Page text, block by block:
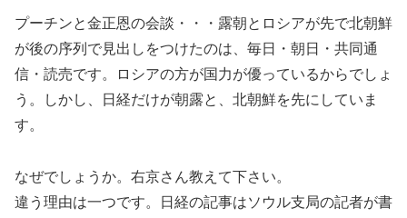
プーチンと金正恩の会談・・・露朝とロシアが先で北朝鮮
が後の序列で見出しをつけたのは、毎日・朝日・共同通
信・読売です。ロシアの方が国力が優っているからでしょ
う。しかし、日経だけが朝露と、北朝鮮を先にしていま
す。
なぜでしょうか。右京さん教えて下さい。
違う理由は一つです。日経の記事はソウル支局の記者が書